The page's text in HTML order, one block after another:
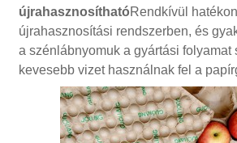
újrahasznosíthatóRendkívül
újrahasznosítási rendszerben, és
a szénlábnyomuk a gyártási folyamat
kevesebb vizet használnak fel a